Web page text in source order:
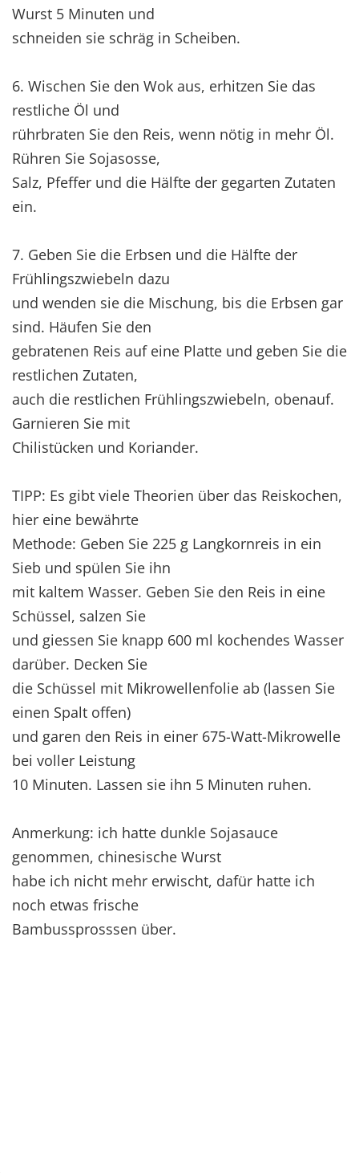
Wurst 5 Minuten und
schneiden sie schräg in Scheiben.
6. Wischen Sie den Wok aus, erhitzen Sie das
restliche Öl und
rührbraten Sie den Reis, wenn nötig in mehr Öl.
Rühren Sie Sojasosse,
Salz, Pfeffer und die Hälfte der gegarten Zutaten
ein.
7. Geben Sie die Erbsen und die Hälfte der
Frühlingszwiebeln dazu
und wenden sie die Mischung, bis die Erbsen gar
sind. Häufen Sie den
gebratenen Reis auf eine Platte und geben Sie die
restlichen Zutaten,
auch die restlichen Frühlingszwiebeln, obenauf.
Garnieren Sie mit
Chilistücken und Koriander.
TIPP: Es gibt viele Theorien über das Reiskochen,
hier eine bewährte
Methode: Geben Sie 225 g Langkornreis in ein
Sieb und spülen Sie ihn
mit kaltem Wasser. Geben Sie den Reis in eine
Schüssel, salzen Sie
und giessen Sie knapp 600 ml kochendes Wasser
darüber. Decken Sie
die Schüssel mit Mikrowellenfolie ab (lassen Sie
einen Spalt offen)
und garen den Reis in einer 675-Watt-Mikrowelle
bei voller Leistung
10 Minuten. Lassen sie ihn 5 Minuten ruhen.
Anmerkung: ich hatte dunkle Sojasauce
genommen, chinesische Wurst
habe ich nicht mehr erwischt, dafür hatte ich
noch etwas frische
Bambussprosssen über.